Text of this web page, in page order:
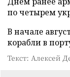
по четырем
В начале
корабли в
Текст: Алексей